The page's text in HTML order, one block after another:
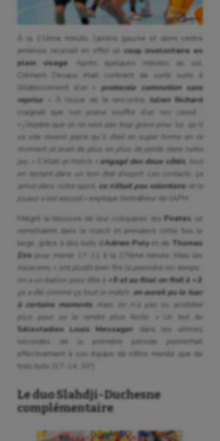
Aéronautique
Athlétisme
Auto
Balle à la main
Ballon au poing
Baseball
Billard
Cerf Volant
À la 21ème minute, l’arrière gauche et demi centre
amiénois recevait en effet un coup involontaire en
plein visage . Après quelques minutes au sol,
Clément Devaux était contraint de sortir suite à
l’établissement d’un « protocole commotion sans
reprise. » À l’issue de la rencontre, Julien Richard
craignait que son joueur souffre d’un nez cassé :
« j’espère que ce ne sera pas trop grave pour lui, qu’il
va vite revenir parce qu’il était en super forme en ce
moment et avait de plus en plus de poids dans notre
jeu. »
C’était un match engagé des deux côtés, tout
en restant dans un bon état d’esprit. Les contacts, ça
arrive dans notre sport, ce n’était pas volontaire et le
joueur s’est excusé »
explique l’entraîneur de l’APH.
Malgré la blessure de leur coéquipier, lesPirates se
remettaient dans le match et prenaient cette fois le
large, grâce à des buts d’ Adrien Polyet de Thomas
Zirn pour mener 17-11 à la 27ème minute. Mais les
Alsaciens
« ont plutôt bien fini la première mi-temps :
on a un ballon pour être à
+5 et au final on finit à +3
ça a été comme ça tout le match, on aurait pu le tuer
à certains moments mais on n’a pas su accélérer
plus pour se le rendre plus facile. »
Un but du
Sélestadien Louis Messager dans les ultimes
secondes de la première période permettait
effectivement à son équipe de n’être menée que de
trois buts (17-14, 30′)
Le duo Slahdji-Duchesne
complémentaire